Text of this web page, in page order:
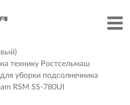
технику Ростсельмаш
уборки подсолнечника
RSM SS-780UI